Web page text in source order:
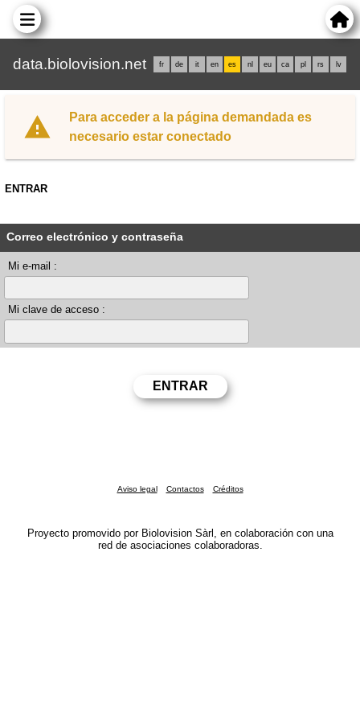
data.biolovision.net fr de it en es nl eu ca pl rs lv
Para acceder a la página demandada es
necesario estar conectado
ENTRAR
Correo electrónico y contraseña
Mi e-mail :
Mi clave de acceso :
Aviso legal Contactos Créditos
Proyecto promovido por Biolovision Sàrl, en colaboración con una
red de asociaciones colaboradoras.